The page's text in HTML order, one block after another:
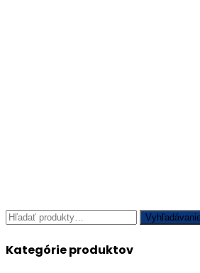
Hľadať:
Kategórie produktov